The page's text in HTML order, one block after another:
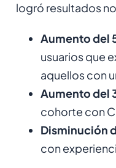
logró resultados
Aumento del
usuarios que
aquellos con
Aumento del
cohorte con
Disminución
con